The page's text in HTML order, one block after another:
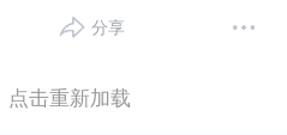
纳你包容你支持你，理解
你，理解你，在没有具体
分享
点击重新加载